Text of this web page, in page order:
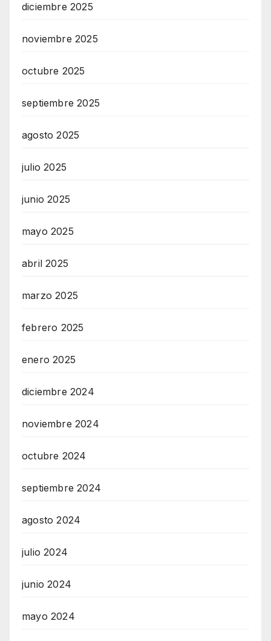
diciembre 2025
noviembre 2025
octubre 2025
septiembre 2025
agosto 2025
julio 2025
junio 2025
mayo 2025
abril 2025
marzo 2025
febrero 2025
enero 2025
diciembre 2024
noviembre 2024
octubre 2024
septiembre 2024
agosto 2024
julio 2024
junio 2024
mayo 2024